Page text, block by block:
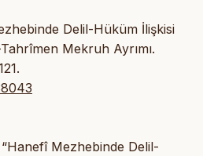
Delil-Hüküm İlişkisi
Mekruh Ayrımı.
Mezhebinde Delil-